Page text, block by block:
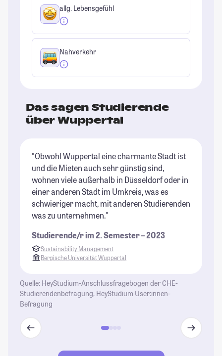
allg. Lebensgefühl
Nahverkehr
Das sagen Studierende
über Wuppertal
"Obwohl Wuppertal eine charmante Stadt ist
und die Mieten auch sehr günstig sind,
wohnen viele außerhalb in Düsseldorf oder in
einer anderen Stadt im Umkreis, was es
schwieriger macht, mit anderen Studierenden
was zu unternehmen."
Studierende/r im 2. Semester – 2023
Sustainability Management
Bergische Universität Wuppertal
Quelle: HeyStudium-Anschlussfragebogen der CHE-
Studierendenbefragung, HeyStudium User:innen-
Befragung